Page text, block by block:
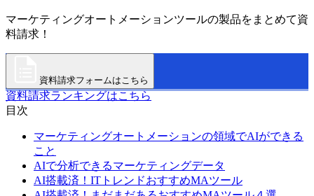
マーケティングオートメーションツールの製品をまとめて資
料請求！
資料請求フォームはこちら
資料請求ランキングはこちら
目次
マーケティングオートメーションの領域でAIができる
こと
AIで分析できるマーケティングデータ
AI搭載済！ITトレンドおすすめMAツール